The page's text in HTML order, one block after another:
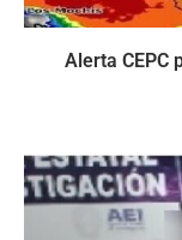
Alerta CEPC